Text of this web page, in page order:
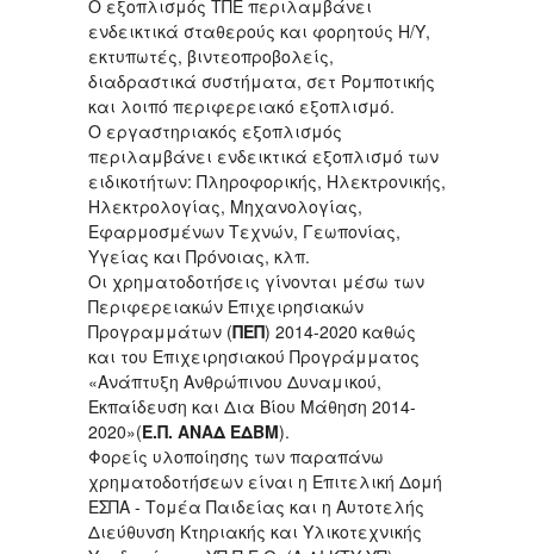
Ο εξοπλισμός ΤΠΕ περιλαμβάνει
ενδεικτικά σταθερούς και φορητούς Η/Υ,
εκτυπωτές, βιντεοπροβολείς,
διαδραστικά συστήματα, σετ Ρομποτικής
και λοιπό περιφερειακό εξοπλισμό.
Ο εργαστηριακός εξοπλισμός
περιλαμβάνει ενδεικτικά εξοπλισμό των
ειδικοτήτων: Πληροφορικής, Ηλεκτρονικής,
Ηλεκτρολογίας, Μηχανολογίας,
Εφαρμοσμένων Τεχνών, Γεωπονίας,
Υγείας και Πρόνοιας, κλπ.
Οι χρηματοδοτήσεις γίνονται μέσω των
Περιφερειακών Επιχειρησιακών
Προγραμμάτων (ΠΕΠ) 2014-2020 καθώς
και του Επιχειρησιακού Προγράμματος
«Ανάπτυξη Ανθρώπινου Δυναμικού,
Εκπαίδευση και Δια Βίου Μάθηση 2014-
2020»(Ε.Π. ΑΝΑΔ ΕΔΒΜ).
Φορείς υλοποίησης των παραπάνω
χρηματοδοτήσεων είναι η Επιτελική Δομή
ΕΣΠΑ - Τομέα Παιδείας και η Αυτοτελής
Διεύθυνση Κτηριακής και Υλικοτεχνικής